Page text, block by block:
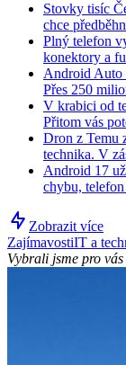
Stovky tisíc
chce
Plný telefon
konektory a
Android Auto
Přes 250
V krabici od
Přitom vás
Dron z Temu
technika. V
Android 17
chybu,
Zobrazit více
ZajímavostiIT a
Vybrali jsme pro vás